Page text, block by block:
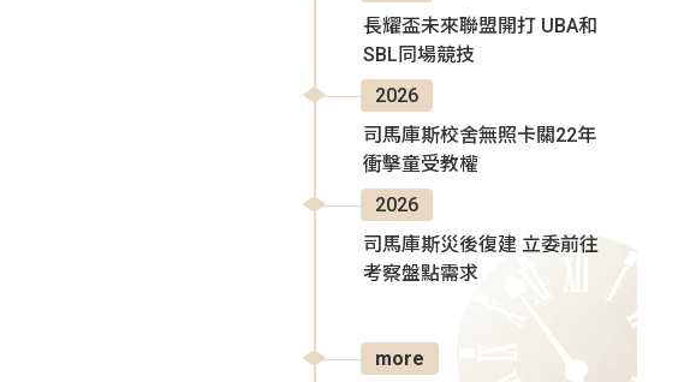
長耀盃未來聯盟開打 UBA和
SBL同場競技
2026
司馬庫斯校舍無照卡關22年
衝擊童受教權
2026
司馬庫斯災後復建 立委前往
考察盤點需求
more